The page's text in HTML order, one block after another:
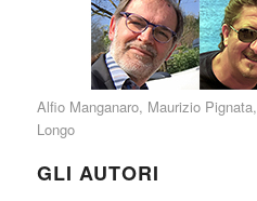
Alfio Manganaro, Maurizio Pignata,
Longo
GLI AUTORI